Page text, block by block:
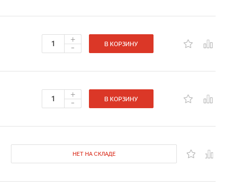
+
- В КОРЗИНУ
+
- В КОРЗИНУ
НЕТ НА СКЛАДЕ